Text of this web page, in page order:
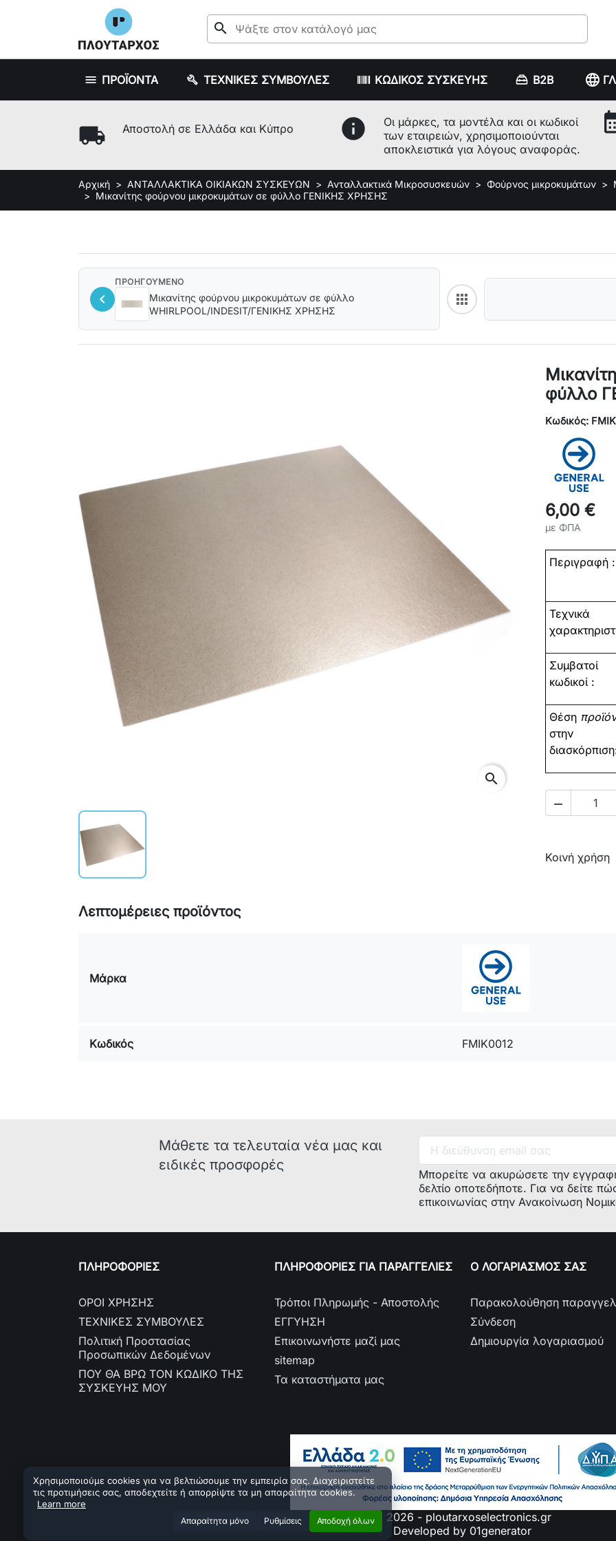
search
ΠΡΟΪΟΝΤΑ ΤΕΧΝΙΚΕΣ ΣΥΜΒΟΥΛΕΣ ΚΩΔΙΚΟΣ ΣΥΣΚΕΥΗΣ B2B language
local_shipping Αποστολή σε Ελλάδα και Κύπρο info
Οι μάρκες, τα μοντέλα και οι κωδικοί
των εταιρειών, χρησιμοποιούνται
αποκλειστικά για λόγους αναφοράς.
Αρχική ΑΝΤΑΛΛΑΚΤΙΚΑ ΟΙΚΙΑΚΩΝ ΣΥΣΚΕΥΩΝ Ανταλλακτικά Μικροσυσκευών Φούρνος μικροκυμάτων
Μικανίτης φούρνου μικροκυμάτων σε φύλλο ΓΕΝΙΚΗΣ ΧΡΗΣΗΣ
chevron_left
ΠΡΟΗΓΟΥΜΕΝΟ
Μικανίτης φούρνου μικροκυμάτων σε φύλλο
WHIRLPOOL/INDESIT/ΓΕΝΙΚΗΣ ΧΡΗΣΗΣ
appsBack to category
search
φύλλο
Κωδικός:
6,00 €
με ΦΠΑ
Περιγραφή :
Τεχνικά
Συμβατοί
κωδικοί :
Θέση
στην

Κοινή χρήση
Λεπτομέρειες προϊόντος
Μάρκα
Κωδικός FMIK0012
Μάθετε τα τελευταία νέα μας και
ειδικές προσφορές
Μπορείτε να ακυρώσετε την
δελτίο οποτεδήποτε. Για να δείτε
επικοινωνίας στην Ανακοίνωση
ΠΛΗΡΟΦΟΡΙΕΣ
ΟΡΟΙ ΧΡΗΣΗΣ
ΤΕΧΝΙΚΕΣ ΣΥΜΒΟΥΛΕΣ
Πολιτική Προστασίας
Προσωπικών Δεδομένων
ΠΟΥ ΘΑ ΒΡΩ ΤΟΝ ΚΩΔΙΚΟ ΤΗΣ
ΣΥΣΚΕΥΗΣ ΜΟΥ
ΠΛΗΡΟΦΟΡΙΕΣ ΓΙΑ ΠΑΡΑΓΓΕΛΙΕΣ
Τρόποι Πληρωμής - Αποστολής
ΕΓΓΥΗΣΗ
Επικοινωνήστε μαζί μας
sitemap
Τα καταστήματα μας
Ο ΛΟΓΑΡΙΑΣΜΟΣ ΣΑΣ
Παρακολούθηση
Σύνδεση
Δημιουργία λογαριασμού
Χρησιμοποιούμε cookies για να βελτιώσουμε την εμπειρία σας. Διαχειριστείτε
τις προτιμήσεις σας, αποδεχτείτε ή απορρίψτε τα μη απαραίτητα cookies.
Learn more
Aπαραίτητα μόνο Ρυθμίσεις Αποδοχή όλων© 2026 - ploutarxoselectronics.gr
Developed by 01generator